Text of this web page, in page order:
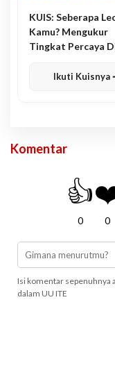
KUIS: Seberapa
Kamu? Mengukur
Tingkat Percaya
Ikuti Kuisnya
Komentar
👍
0 0
Isi komentar sepenuhnya
dalam UU ITE